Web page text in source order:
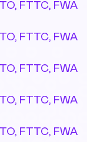
FTTC, FWA
FTTC, FWA
FTTC, FWA
FTTC, FWA
FTTC, FWA